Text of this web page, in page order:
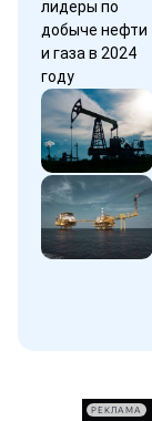
РЕКЛАМА